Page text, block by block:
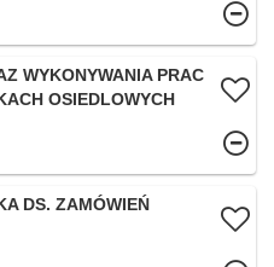
WYKONYWANIA PRAC
OSIEDLOWYCH
DS. ZAMÓWIEŃ